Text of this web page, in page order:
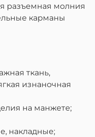
разъемная молния
карманы
ткань,
изнаночная
на манжете;
накладные;